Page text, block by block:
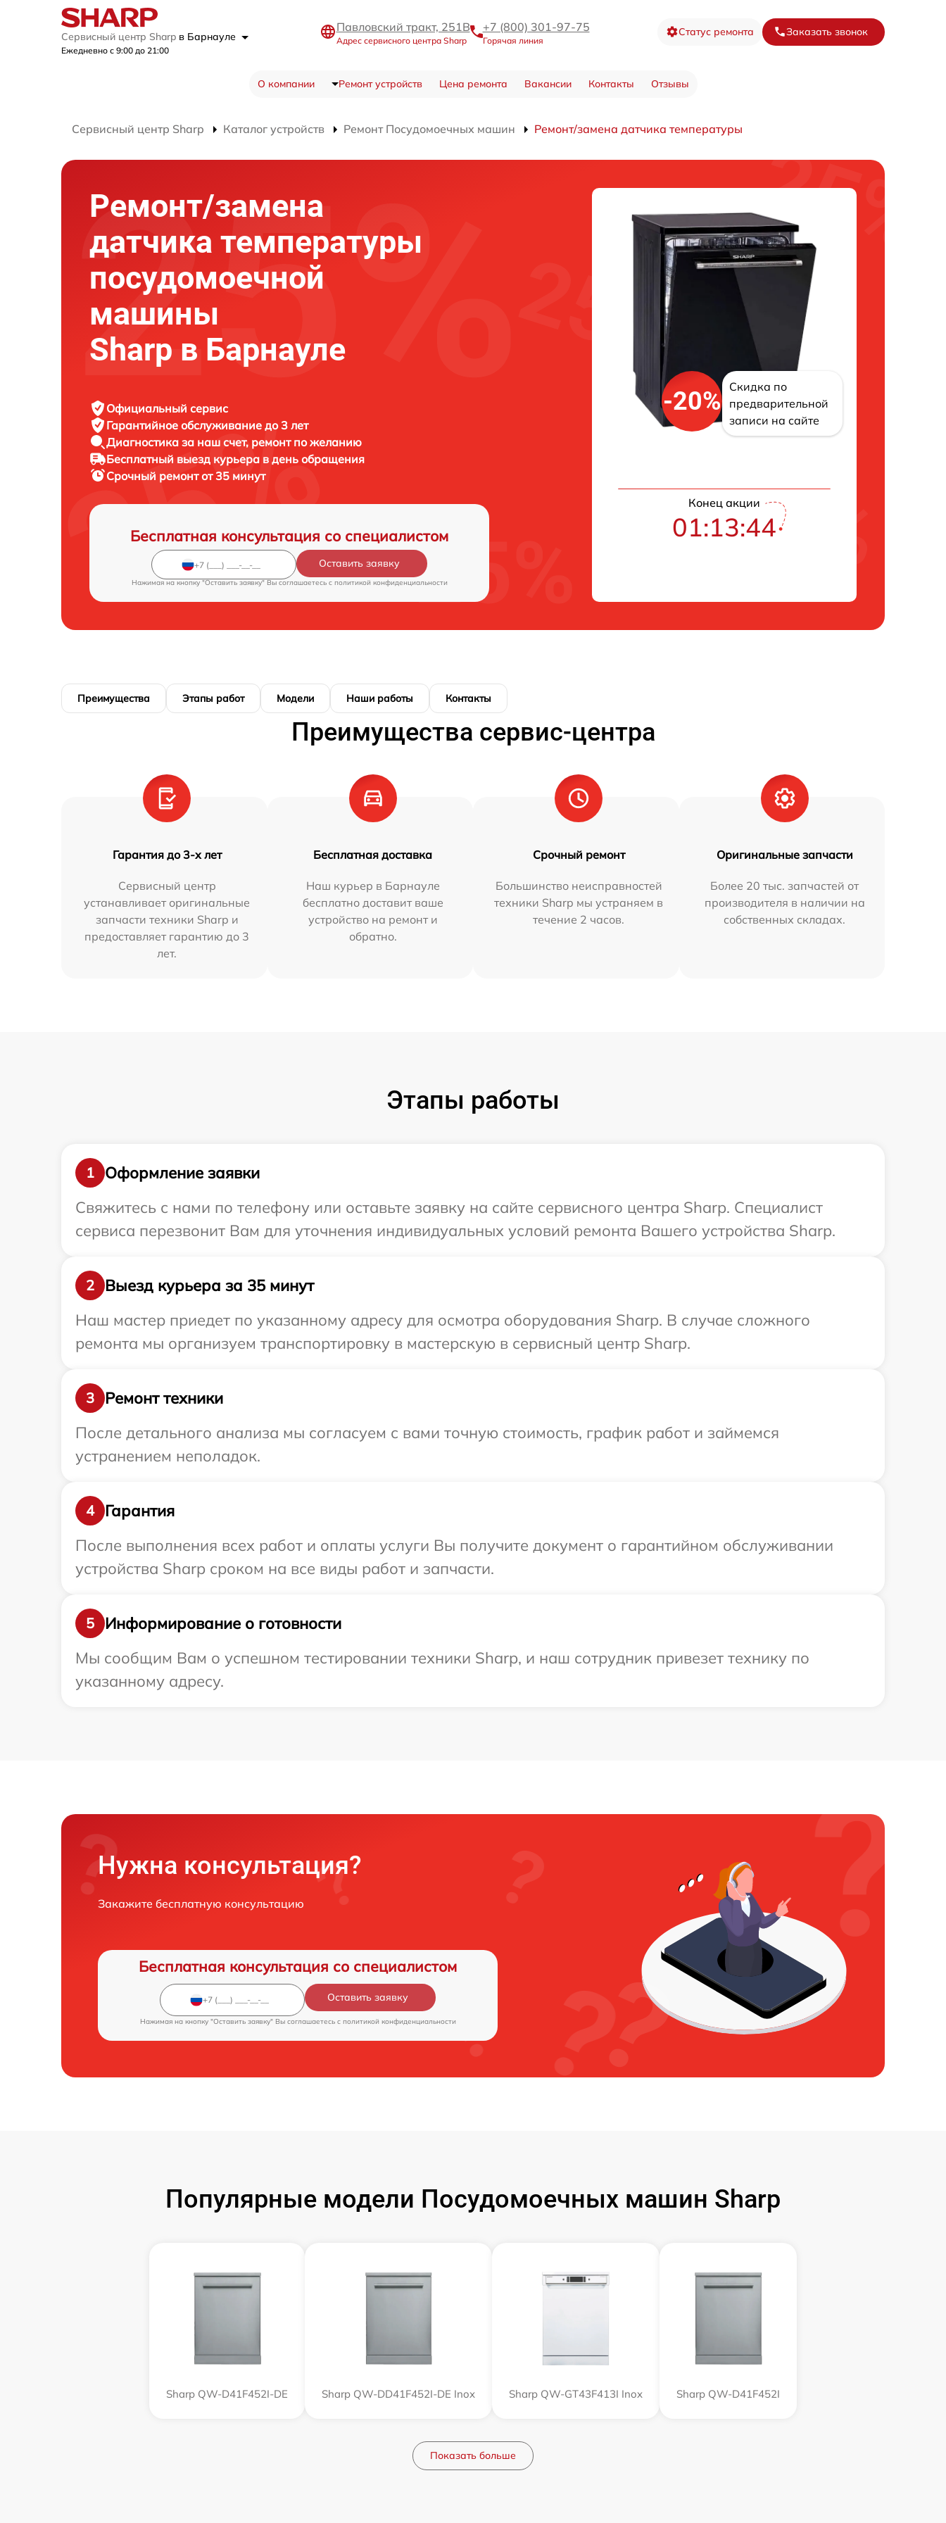
Сервисный центр Sharp в Барнауле
Ежедневно с 9:00 до 21:00
Павловский тракт, 251В
Адрес сервисного центра Sharp
+7 (800) 301-97-75
Горячая линия
Статус ремонта Заказать звонок
О компании Ремонт устройств Цена ремонта Вакансии Контакты Отзывы
Сервисный центр Sharp Каталог устройств Ремонт Посудомоечных машин Ремонт/замена датчика температуры
Ремонт/замена
датчика температуры
посудомоечной
машины
Sharp в Барнауле
Официальный сервис
Гарантийное обслуживание до 3 лет
Диагностика за наш счет, ремонт по желанию
Бесплатный выезд курьера в день обращения
Срочный ремонтот 35 минут
Бесплатная консультация со специалистом
Оставить заявку
Нажимая на кнопку "Оставить заявку" Вы соглашаетесь c политикой конфиденциальности
-20%
Скидка по
предварительной
записи на сайте
Конец акции
01:13:43
Преимущества Этапы работ Модели Наши работы Контакты
Преимущества сервис-центра
Гарантия до 3-х лет
Сервисный центр
устанавливает оригинальные
запчасти техники Sharp и
предоставляет гарантию до 3
лет.
Бесплатная доставка
Наш курьер в Барнауле
бесплатно доставит ваше
устройство на ремонт и
обратно.
Срочный ремонт
Большинство неисправностей
техники Sharp мы устраняем в
течение 2 часов.
Оригинальные запчасти
Более 20 тыс. запчастей от
производителя в наличии на
собственных складах.
Этапы работы
1
Оформление заявки
Свяжитесь с нами по телефону или оставьте заявку на сайте сервисного центра Sharp. Специалист
сервиса перезвонит Вам для уточнения индивидуальных условий ремонта Вашего устройства Sharp.
2
Выезд курьера за 35 минут
Наш мастер приедет по указанному адресу для осмотра оборудования Sharp. В случае сложного
ремонта мы организуем транспортировку в мастерскую в сервисный центр Sharp.
3
Ремонт техники
После детального анализа мы согласуем с вами точную стоимость, график работ и займемся
устранением неполадок.
4
Гарантия
После выполнения всех работ и оплаты услуги Вы получите документ о гарантийном обслуживании
устройства Sharp сроком на все виды работ и запчасти.
5
Информирование о готовности
Мы сообщим Вам о успешном тестировании техники Sharp, и наш сотрудник привезет технику по
указанному адресу.
Нужна консультация?
Закажите бесплатную консультацию
Бесплатная консультация со специалистом
Оставить заявку
Нажимая на кнопку "Оставить заявку" Вы соглашаетесь c политикой конфиденциальности
Популярные модели Посудомоечных машин Sharp
Sharp QW-D41F452I-DE Sharp QW-DD41F452I-DE Inox Sharp QW-GT43F413I Inox Sharp QW-D41F452I
Показать больше